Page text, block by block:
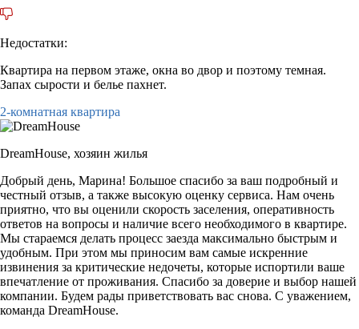
Недостатки:
Квартира на первом этаже, окна во двор и поэтому темная.
Запах сырости и белье пахнет.
2-комнатная квартира
DreamHouse, хозяин жилья
Добрый день, Марина! Большое спасибо за ваш подробный и
честный отзыв, а также высокую оценку сервиса. Нам очень
приятно, что вы оценили скорость заселения, оперативность
ответов на вопросы и наличие всего необходимого в квартире.
Мы стараемся делать процесс заезда максимально быстрым и
удобным. При этом мы приносим вам самые искренние
извинения за критические недочеты, которые испортили ваше
впечатление от проживания. Спасибо за доверие и выбор нашей
компании. Будем рады приветствовать вас снова. С уважением,
команда DreamHouse.